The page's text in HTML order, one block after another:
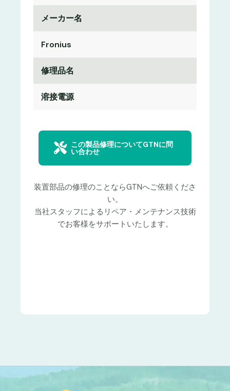
メーカー名
Fronius
修理品名
溶接電源
この製品修理についてGTNに問
い合わせ
装置部品の修理のことならGTNへご依頼くださ
い。
当社スタッフによるリペア・メンテナンス技術
でお客様をサポートいたします。